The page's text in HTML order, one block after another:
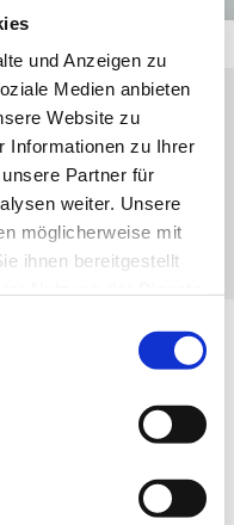
und Anzeigen zu
Medien anbieten
Website zu
Informationen zu Ihrer
Partner für
weiter. Unsere
möglicherweise mit
ihnen bereitgestellt
15:00 Uhr
35688